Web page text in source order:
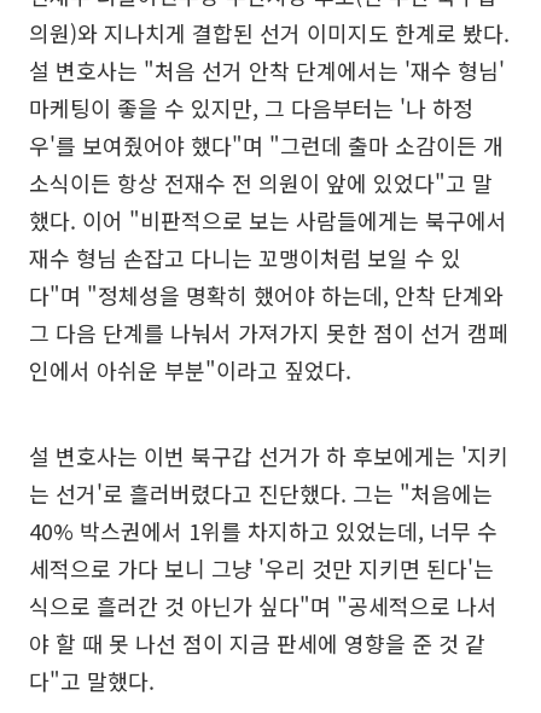
의원)와 지나치게 결합된 선거 이미지도 한계로 봤다.
설 변호사는 "처음 선거 안착 단계에서는 '재수 형님'
마케팅이 좋을 수 있지만, 그 다음부터는 '나 하정
우'를 보여줬어야 했다"며 "그런데 출마 소감이든 개
소식이든 항상 전재수 전 의원이 앞에 있었다"고 말
했다. 이어 "비판적으로 보는 사람들에게는 북구에서
재수 형님 손잡고 다니는 꼬맹이처럼 보일 수 있
다"며 "정체성을 명확히 했어야 하는데, 안착 단계와
그 다음 단계를 나눠서 가져가지 못한 점이 선거 캠페
인에서 아쉬운 부분"이라고 짚었다.
설 변호사는 이번 북구갑 선거가 하 후보에게는 '지키
는 선거'로 흘러버렸다고 진단했다. 그는 "처음에는
40% 박스권에서 1위를 차지하고 있었는데, 너무 수
세적으로 가다 보니 그냥 '우리 것만 지키면 된다'는
식으로 흘러간 것 아닌가 싶다"며 "공세적으로 나서
야 할 때 못 나선 점이 지금 판세에 영향을 준 것 같
다"고 말했다.